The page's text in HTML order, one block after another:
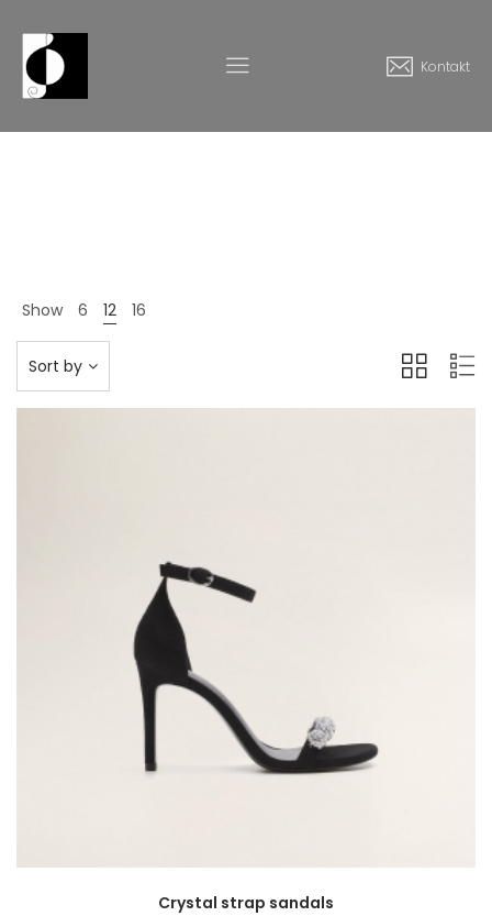
Kontakt
Show 6 12 16
Sort by
Crystal strap sandals